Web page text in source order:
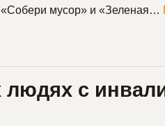
мусор» и «Зеленая…
с